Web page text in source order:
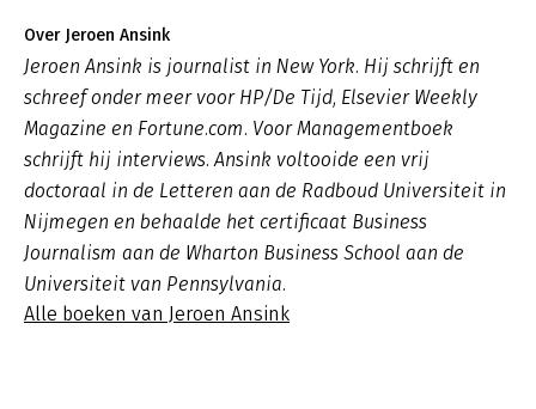
Over Jeroen Ansink
Jeroen Ansink is journalist in New York. Hij schrijft en
schreef onder meer voor HP/De Tijd, Elsevier Weekly
Magazine en Fortune.com. Voor Managementboek
schrijft hij interviews. Ansink voltooide een vrij
doctoraal in de Letteren aan de Radboud Universiteit in
Nijmegen en behaalde het certificaat Business
Journalism aan de Wharton Business School aan de
Universiteit van Pennsylvania.
Alle boeken van Jeroen Ansink